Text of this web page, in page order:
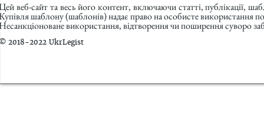
веб-сайт та весь його контент, включаючи статті, публікації,
шаблону (шаблонів) надає право на особисте використання
використання, відтворення чи поширення суворо
2018-2022 UkrLegist